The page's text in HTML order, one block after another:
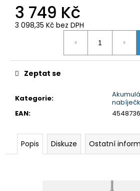
3 749 Kč
3 098,35 Kč bez DPH
Kategorie:
EAN:
Zeptat se
Popis Diskuze Ostatní
D
o
p
u
č
e
m